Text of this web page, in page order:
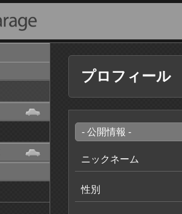
プロフィール
- 公開情報 -
ニックネーム
性別